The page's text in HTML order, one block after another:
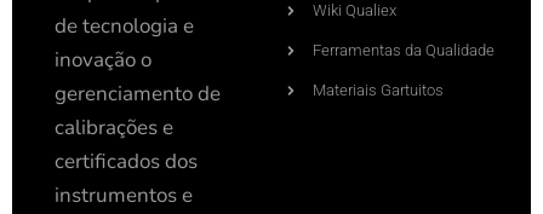
de tecnologia e
inovação o
gerenciamento de
calibrações e
certificados dos
instrumentos e
Wiki Qualiex
Ferramentas da Qualidade
Materiais Gartuitos